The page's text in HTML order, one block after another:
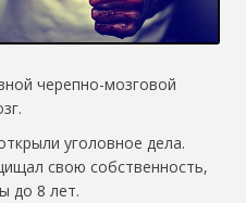
черепно-мозговой
уголовное дела.
свою собственность,
до 8 лет.